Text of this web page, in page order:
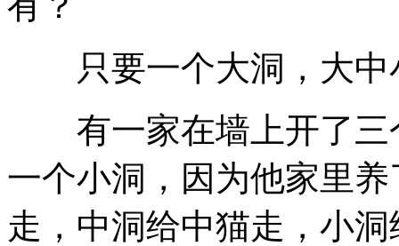
只要一个大洞，大中
有一家在墙上开了三
一个小洞，因为他家里
走，中洞给中猫走，小